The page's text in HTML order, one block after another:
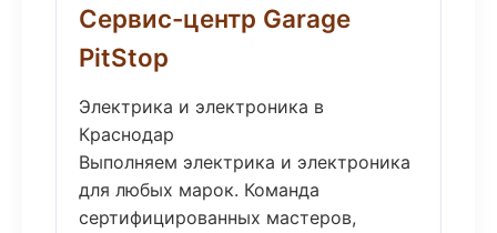
Сервис-центр Garage
PitStop
Электрика и электроника в
Краснодар
Выполняем электрика и электроника
для любых марок. Команда
сертифицированных мастеров,